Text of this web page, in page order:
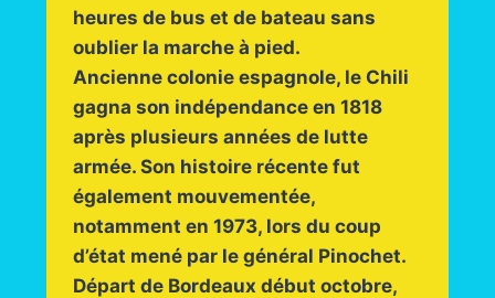
heures de bus et de bateau sans
oublier la marche à pied.
Ancienne colonie espagnole, le Chili
gagna son indépendance en 1818
après plusieurs années de lutte
armée. Son histoire récente fut
également mouvementée,
notamment en 1973, lors du coup
d’état mené par le général Pinochet.
Départ de Bordeaux début octobre,